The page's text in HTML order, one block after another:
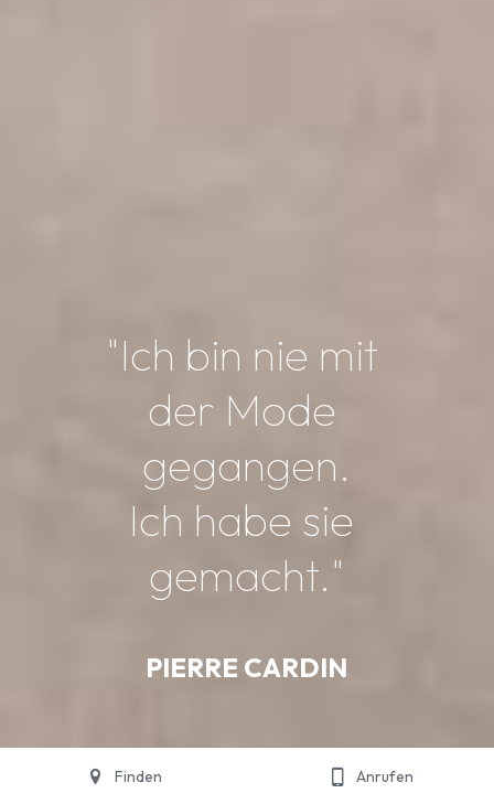
"Ich bin nie mit
der Mode
gegangen.
Ich habe sie
gemacht."
PIERRE CARDIN
Finden Anrufen